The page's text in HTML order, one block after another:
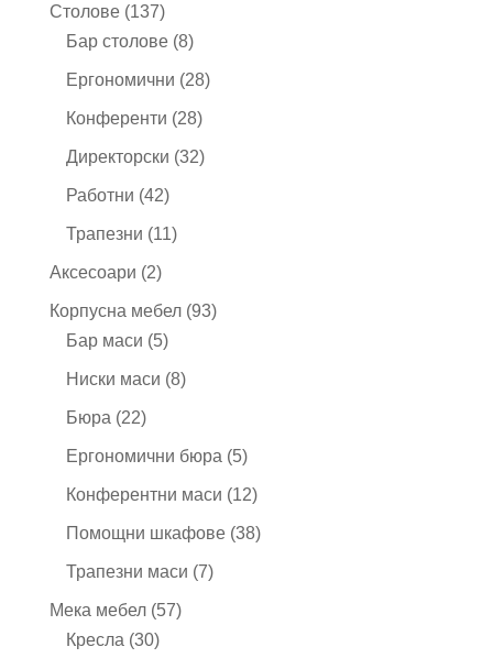
Столове 137137
продукта
Бар столове 88
продукта
Ергономични 2828
Конференти 2828
продукта
Директорски 3232
Работни 4242
продукта
Трапезни 1111
Аксесоари 22
продукта
Корпусна мебел 9393
Бар маси 55
продукта
Ниски маси 88
Бюра 2222
продукта
Ергономични бюра 55
продукта
Конферентни маси 1212
продукта
Помощни шкафове 3838
Трапезни маси 77
Мека мебел 5757
Кресла 3030